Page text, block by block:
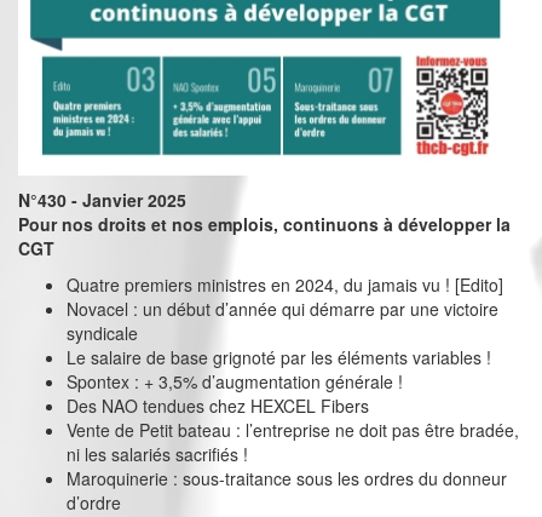
N°430 - Janvier 2025
Pour nos droits et nos emplois, continuons à développer la
CGT
Quatre premiers ministres en 2024, du jamais vu ! [Edito]
Novacel : un début d’année qui démarre par une victoire
syndicale
Le salaire de base grignoté par les éléments variables !
Spontex : + 3,5% d’augmentation générale !
Des NAO tendues chez HEXCEL Fibers
Vente de Petit bateau : l’entreprise ne doit pas être bradée,
ni les salariés sacrifiés !
Maroquinerie : sous-traitance sous les ordres du donneur
d’ordre